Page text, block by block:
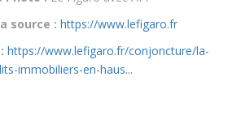
source : https://www.lefigaro.fr
https://www.lefigaro.fr/conjoncture/la-
immobiliers-en-haus...